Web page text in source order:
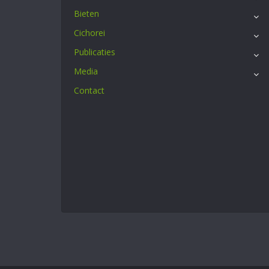
Bieten
Cichorei
Publicaties
Media
Contact